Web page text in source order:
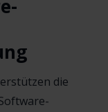
die